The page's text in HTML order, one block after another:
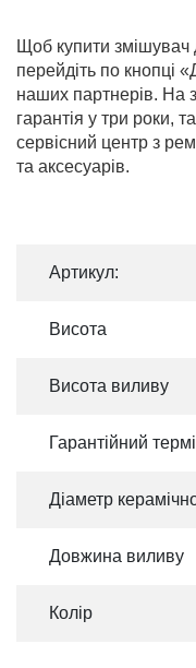
Щоб купити
перейдіть по кнопці
наших партнерів. На
гарантія у три роки,
сервісний центр з
та аксесуарів.
Артикул:
Висота
Висота виливу
Гарантійний
Діаметр
Довжина виливу
Колір